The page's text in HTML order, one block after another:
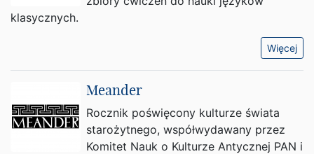
klasycznych.
Więcej
Meander
Rocznik poświęcony kulturze świata
starożytnego, współwydawany przez
Komitet Nauk o Kulturze Antycznej PAN i